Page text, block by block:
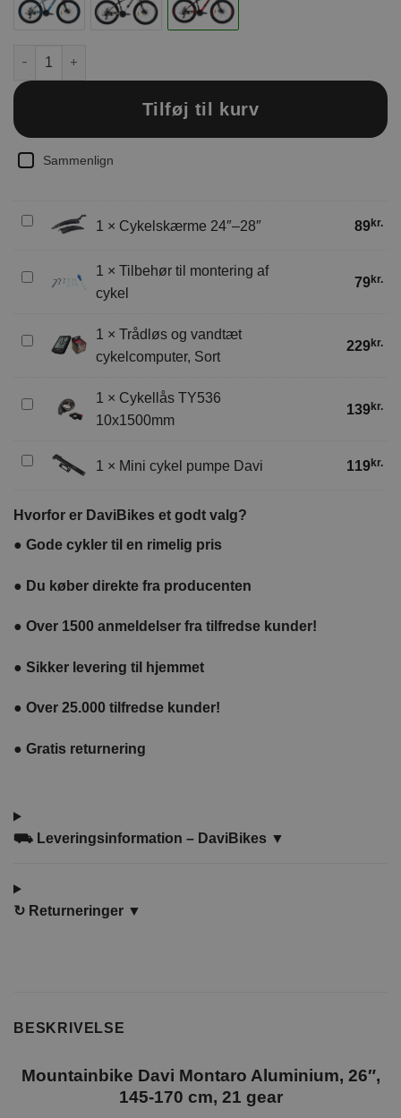
Mountainbike Davi Montaro Aluminium, 26", 145-170 cm, 21
Tilføj til kurv
Sammenlign
Cykelskærme1 × Cykelskærme 24″–28″ 89kr.
Tilbehør
af
1 × Tilbehør til montering af
cykel
79kr.
Trådløs
cykelcomputer,
1 × Trådløs og vandtæt
cykelcomputer, Sort
229kr.
Cykellås
1 × Cykellås TY536
10x1500mm
139kr.
Mini
Davi
1 × Mini cykel pumpe Davi 119kr.
Hvorfor er DaviBikes et godt valg?
● Gode cykler til en rimelig pris
● Du køber direkte fra producenten
● Over 1500 anmeldelser fra tilfredse kunder!
● Sikker levering til hjemmet
● Over 25.000 tilfredse kunder!
● Gratis returnering
⛟ Leveringsinformation – DaviBikes ▼
↻ Returneringer ▼
BESKRIVELSE
Mountainbike Davi Montaro Aluminium, 26″,
145-170 cm, 21 gear